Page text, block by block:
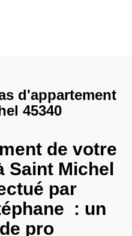
d'appartement
45340
de votre
Saint Michel
par
: un
pro